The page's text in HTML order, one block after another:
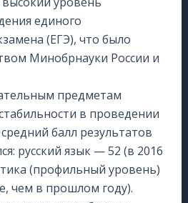
единого
(ЕГЭ), что было
Минобрнауки России и
предметам
в проведении
балл результатов
русский язык — 52 (в 2016
(профильный уровень)
чем в прошлом году).